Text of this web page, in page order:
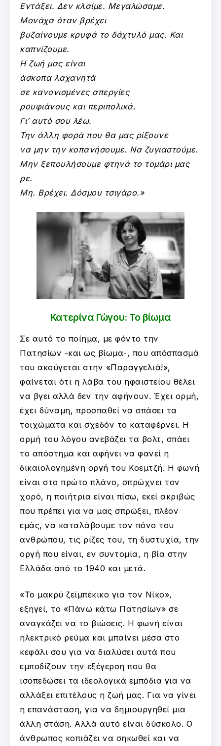
Εντάξει. Δεν κλαίμε. Μεγαλώσαμε.
Μονάχα όταν βρέχει
βυζαίνουμε κρυφά το δάχτυλό μας. Και
καπνίζουμε.
Η ζωή μας είναι
άσκοπα λαχανητά
σε κανονισμένες απεργίες
ρουφιάνους και περιπολικά.
Γι’ αυτό σου λέω.
Την άλλη φορά που θα μας ρίξουνε
να μην την κοπανήσουμε. Να ζυγιαστούμε.
Μην ξεπουλήσουμε φτηνά το τομάρι μας
ρε.
Μη. Βρέχει. Δόσμου τσιγάρο.»
Κατερίνα Γώγου: Το βίωμα
Σε αυτό το ποίημα, με φόντο την
Πατησίων -και ως βίωμα-, που απόσπασμά
του ακούγεται στην «Παραγγελιά!»,
φαίνεται ότι η λάβα του ηφαιστείου θέλει
να βγει αλλά δεν την αφήνουν. Έχει ορμή,
έχει δύναμη, προσπαθεί να σπάσει τα
τοιχώματα και σχεδόν το καταφέρνει. Η
ορμή του λόγου ανεβάζει τα βολτ, σπάει
το απόστημα και αφήνει να φανεί η
δικαιολογημένη οργή του Κοεμτζή. Η φωνή
είναι στο πρώτο πλάνο, σπρώχνει τον
χορό, η ποιήτρια είναι πίσω, εκεί ακριβώς
που πρέπει για να μας σπρώξει, πλέον
εμάς, να καταλάβουμε τον πόνο του
ανθρώπου, τις ρίζες του, τη δυστυχία, την
οργή που είναι, εν συντομία, η βία στην
Ελλάδα από το 1940 και μετά.
«Το μακρύ ζεϊμπέκικο για τον Νίκο»,
εξηγεί, το «Πάνω κάτω Πατησίων» σε
αναγκάζει να το βιώσεις. Η φωνή είναι
ηλεκτρικό ρεύμα και μπαίνει μέσα στο
κεφάλι σου για να διαλύσει αυτά που
εμποδίζουν την εξέγερση που θα
ισοπεδώσει τα ιδεολογικά εμπόδια για να
αλλάξει επιτέλους η ζωή μας. Για να γίνει
η επανάσταση, για να δημιουργηθεί μια
άλλη στάση. Αλλά αυτό είναι δύσκολο. Ο
άνθρωπος κοπιάζει να σηκωθεί και να